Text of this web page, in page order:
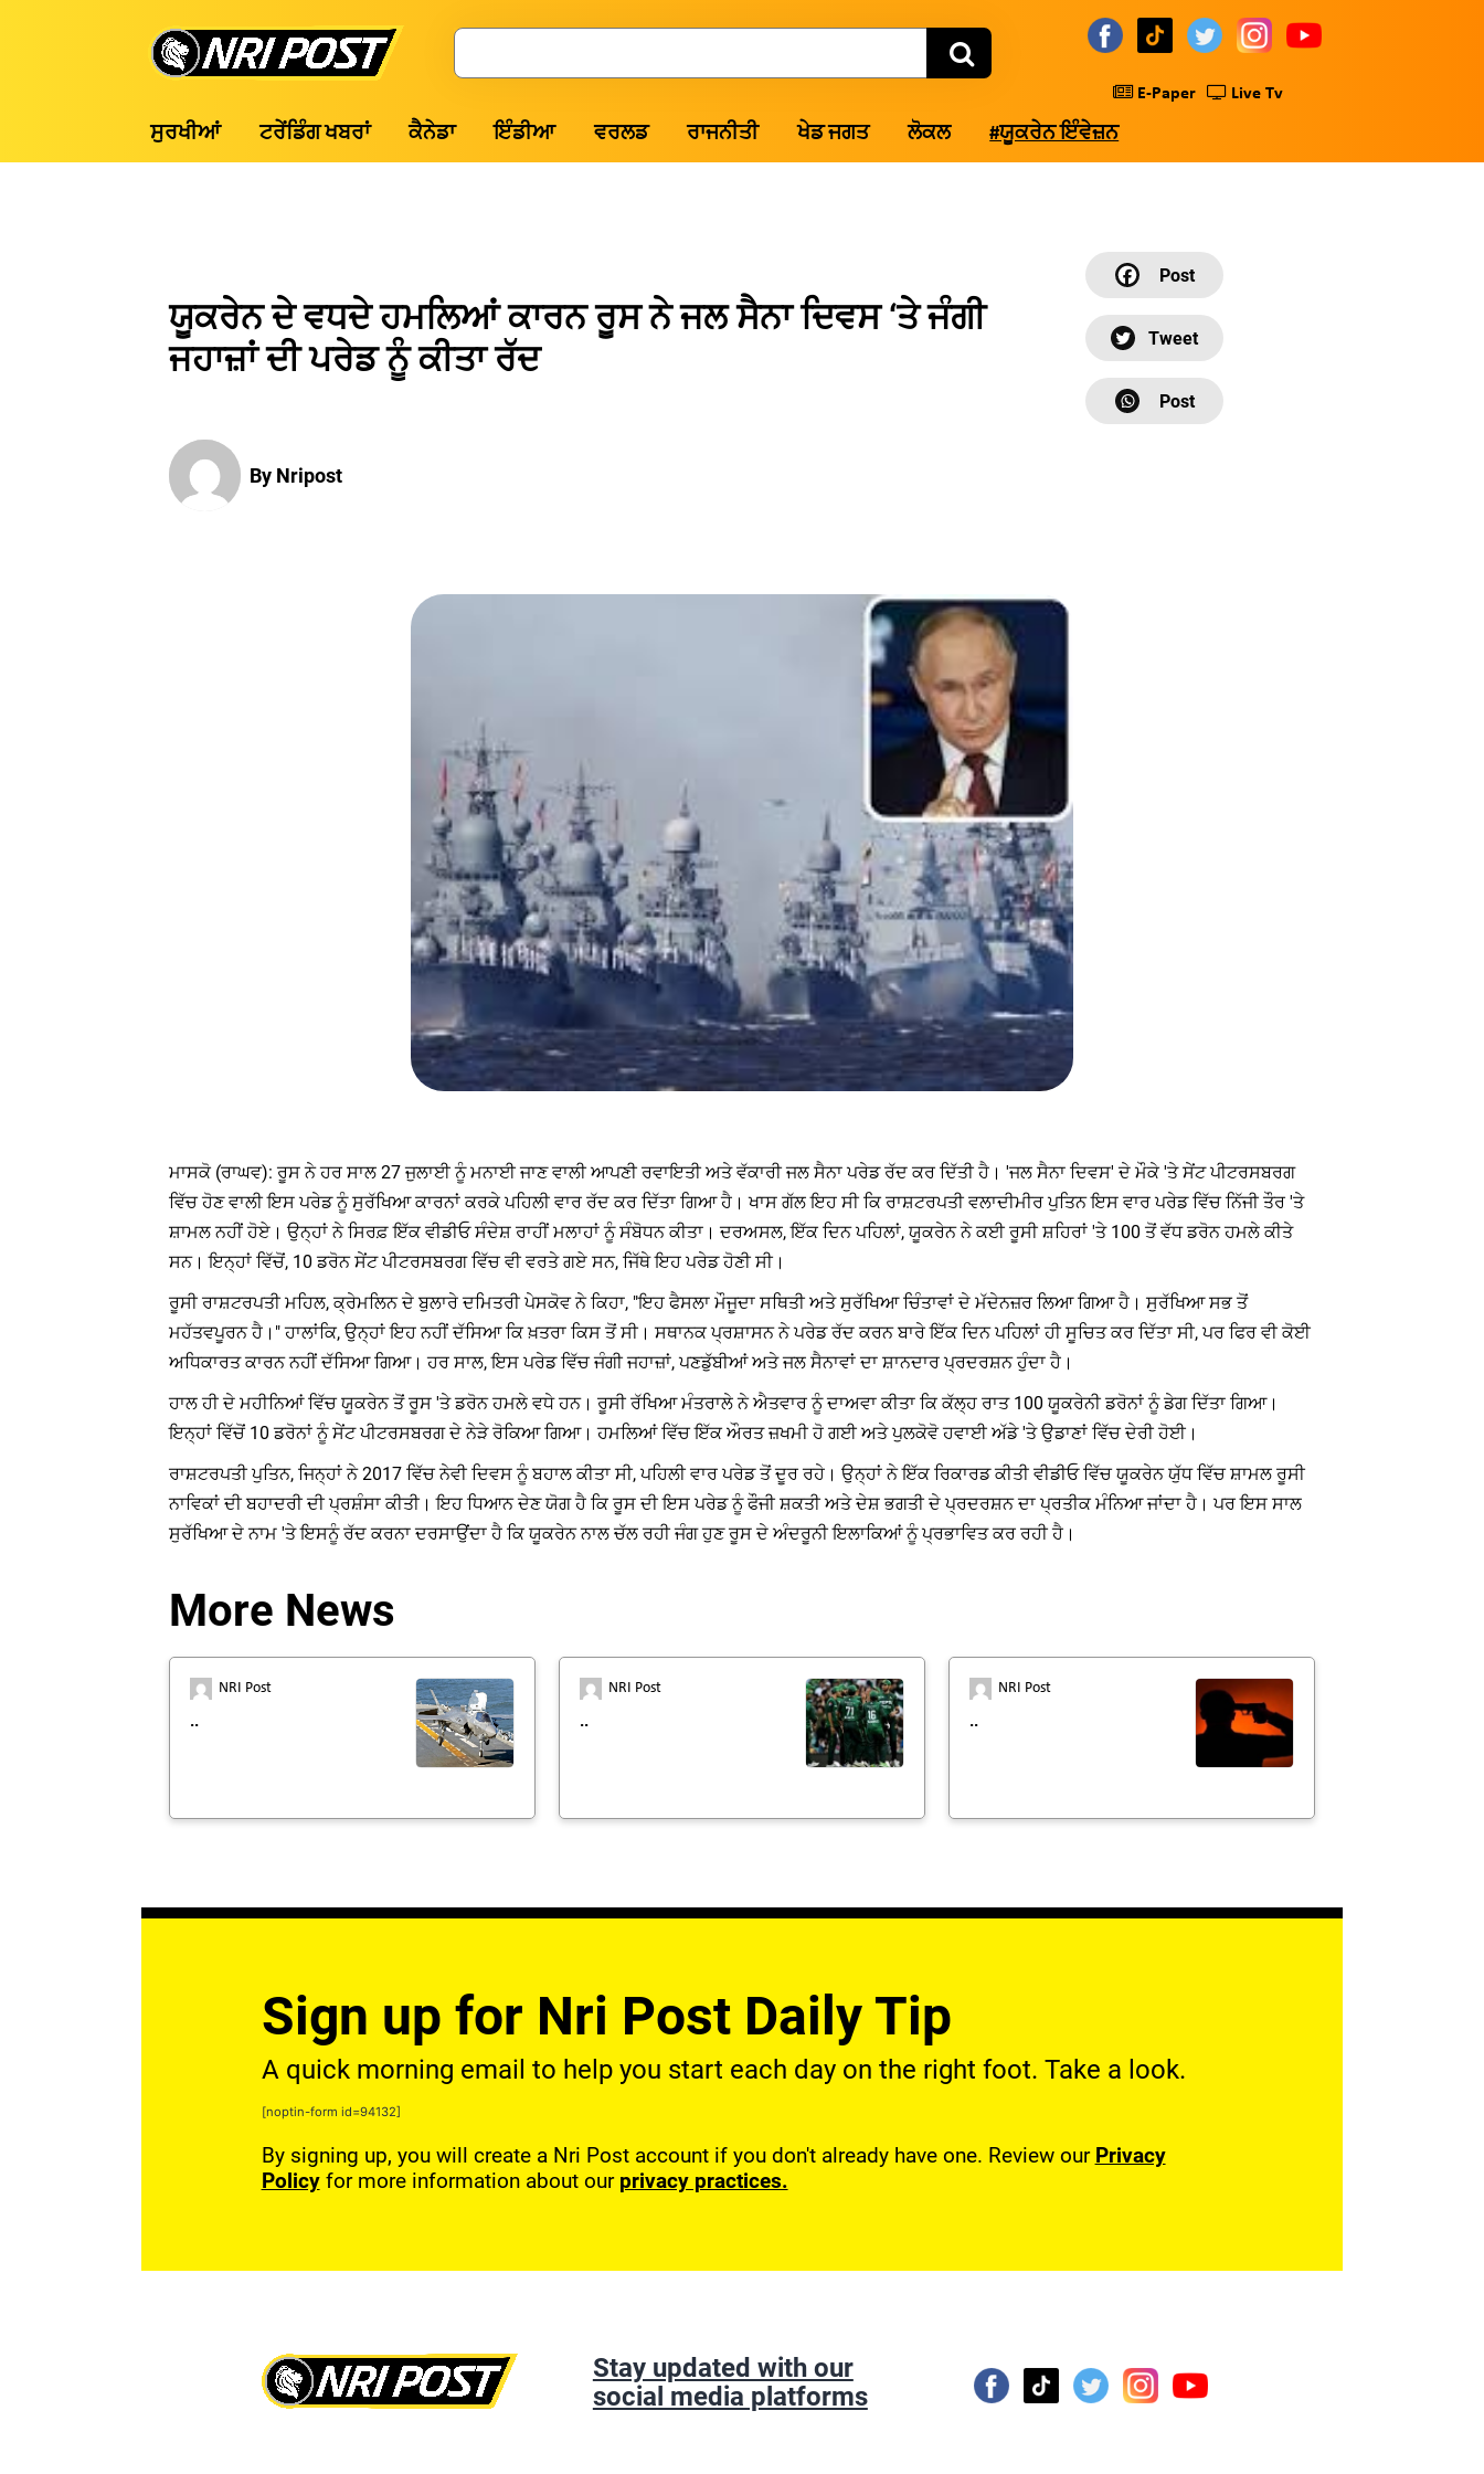
Post
Search
E-Paper Live Tv
ਸੁਰਖੀਆਂ ਟਰੇਂਡਿੰਗ ਖਬਰਾਂ ਕੈਨੇਡਾ ਇੰਡੀਆ ਵਰਲਡ ਰਾਜਨੀਤੀ ਖੇਡ ਜਗਤ ਲੋਕਲ #ਯੂਕਰੇਨ ਇੰਵੇਜ਼ਨ
ਯੂਕਰੇਨ ਦੇ ਵਧਦੇ ਹਮਲਿਆਂ ਕਾਰਨ ਰੂਸ ਨੇ ਜਲ ਸੈਨਾ ਦਿਵਸ ‘ਤੇ ਜੰਗੀ
ਜਹਾਜ਼ਾਂ ਦੀ ਪਰੇਡ ਨੂੰ ਕੀਤਾ ਰੱਦ
By Nripost
ਮਾਸਕੋ (ਰਾਘਵ): ਰੂਸ ਨੇ ਹਰ ਸਾਲ 27 ਜੁਲਾਈ ਨੂੰ ਮਨਾਈ ਜਾਣ ਵਾਲੀ ਆਪਣੀ ਰਵਾਇਤੀ ਅਤੇ ਵੱਕਾਰੀ ਜਲ ਸੈਨਾ ਪਰੇਡ ਰੱਦ ਕਰ ਦਿੱਤੀ ਹੈ। 'ਜਲ ਸੈਨਾ ਦਿਵਸ' ਦੇ ਮੌਕੇ 'ਤੇ ਸੇਂਟ ਪੀਟਰਸਬਰਗ
ਵਿੱਚ ਹੋਣ ਵਾਲੀ ਇਸ ਪਰੇਡ ਨੂੰ ਸੁਰੱਖਿਆ ਕਾਰਨਾਂ ਕਰਕੇ ਪਹਿਲੀ ਵਾਰ ਰੱਦ ਕਰ ਦਿੱਤਾ ਗਿਆ ਹੈ। ਖਾਸ ਗੱਲ ਇਹ ਸੀ ਕਿ ਰਾਸ਼ਟਰਪਤੀ ਵਲਾਦੀਮੀਰ ਪੁਤਿਨ ਇਸ ਵਾਰ ਪਰੇਡ ਵਿੱਚ ਨਿੱਜੀ ਤੌਰ 'ਤੇ
ਸ਼ਾਮਲ ਨਹੀਂ ਹੋਏ। ਉਨ੍ਹਾਂ ਨੇ ਸਿਰਫ਼ ਇੱਕ ਵੀਡੀਓ ਸੰਦੇਸ਼ ਰਾਹੀਂ ਮਲਾਹਾਂ ਨੂੰ ਸੰਬੋਧਨ ਕੀਤਾ। ਦਰਅਸਲ, ਇੱਕ ਦਿਨ ਪਹਿਲਾਂ, ਯੂਕਰੇਨ ਨੇ ਕਈ ਰੂਸੀ ਸ਼ਹਿਰਾਂ 'ਤੇ 100 ਤੋਂ ਵੱਧ ਡਰੋਨ ਹਮਲੇ ਕੀਤੇ
ਸਨ। ਇਨ੍ਹਾਂ ਵਿੱਚੋਂ, 10 ਡਰੋਨ ਸੇਂਟ ਪੀਟਰਸਬਰਗ ਵਿੱਚ ਵੀ ਵਰਤੇ ਗਏ ਸਨ, ਜਿੱਥੇ ਇਹ ਪਰੇਡ ਹੋਣੀ ਸੀ।
ਰੂਸੀ ਰਾਸ਼ਟਰਪਤੀ ਮਹਿਲ, ਕ੍ਰੇਮਲਿਨ ਦੇ ਬੁਲਾਰੇ ਦਮਿਤਰੀ ਪੇਸਕੋਵ ਨੇ ਕਿਹਾ, "ਇਹ ਫੈਸਲਾ ਮੌਜੂਦਾ ਸਥਿਤੀ ਅਤੇ ਸੁਰੱਖਿਆ ਚਿੰਤਾਵਾਂ ਦੇ ਮੱਦੇਨਜ਼ਰ ਲਿਆ ਗਿਆ ਹੈ। ਸੁਰੱਖਿਆ ਸਭ ਤੋਂ
ਮਹੱਤਵਪੂਰਨ ਹੈ।" ਹਾਲਾਂਕਿ, ਉਨ੍ਹਾਂ ਇਹ ਨਹੀਂ ਦੱਸਿਆ ਕਿ ਖ਼ਤਰਾ ਕਿਸ ਤੋਂ ਸੀ। ਸਥਾਨਕ ਪ੍ਰਸ਼ਾਸਨ ਨੇ ਪਰੇਡ ਰੱਦ ਕਰਨ ਬਾਰੇ ਇੱਕ ਦਿਨ ਪਹਿਲਾਂ ਹੀ ਸੂਚਿਤ ਕਰ ਦਿੱਤਾ ਸੀ, ਪਰ ਫਿਰ ਵੀ ਕੋਈ
ਅਧਿਕਾਰਤ ਕਾਰਨ ਨਹੀਂ ਦੱਸਿਆ ਗਿਆ। ਹਰ ਸਾਲ, ਇਸ ਪਰੇਡ ਵਿੱਚ ਜੰਗੀ ਜਹਾਜ਼ਾਂ, ਪਣਡੁੱਬੀਆਂ ਅਤੇ ਜਲ ਸੈਨਾਵਾਂ ਦਾ ਸ਼ਾਨਦਾਰ ਪ੍ਰਦਰਸ਼ਨ ਹੁੰਦਾ ਹੈ।
ਹਾਲ ਹੀ ਦੇ ਮਹੀਨਿਆਂ ਵਿੱਚ ਯੂਕਰੇਨ ਤੋਂ ਰੂਸ 'ਤੇ ਡਰੋਨ ਹਮਲੇ ਵਧੇ ਹਨ। ਰੂਸੀ ਰੱਖਿਆ ਮੰਤਰਾਲੇ ਨੇ ਐਤਵਾਰ ਨੂੰ ਦਾਅਵਾ ਕੀਤਾ ਕਿ ਕੱਲ੍ਹ ਰਾਤ 100 ਯੂਕਰੇਨੀ ਡਰੋਨਾਂ ਨੂੰ ਡੇਗ ਦਿੱਤਾ ਗਿਆ।
ਇਨ੍ਹਾਂ ਵਿੱਚੋਂ 10 ਡਰੋਨਾਂ ਨੂੰ ਸੇਂਟ ਪੀਟਰਸਬਰਗ ਦੇ ਨੇੜੇ ਰੋਕਿਆ ਗਿਆ। ਹਮਲਿਆਂ ਵਿੱਚ ਇੱਕ ਔਰਤ ਜ਼ਖਮੀ ਹੋ ਗਈ ਅਤੇ ਪੁਲਕੋਵੋ ਹਵਾਈ ਅੱਡੇ 'ਤੇ ਉਡਾਣਾਂ ਵਿੱਚ ਦੇਰੀ ਹੋਈ।
ਰਾਸ਼ਟਰਪਤੀ ਪੁਤਿਨ, ਜਿਨ੍ਹਾਂ ਨੇ 2017 ਵਿੱਚ ਨੇਵੀ ਦਿਵਸ ਨੂੰ ਬਹਾਲ ਕੀਤਾ ਸੀ, ਪਹਿਲੀ ਵਾਰ ਪਰੇਡ ਤੋਂ ਦੂਰ ਰਹੇ। ਉਨ੍ਹਾਂ ਨੇ ਇੱਕ ਰਿਕਾਰਡ ਕੀਤੀ ਵੀਡੀਓ ਵਿੱਚ ਯੂਕਰੇਨ ਯੁੱਧ ਵਿੱਚ ਸ਼ਾਮਲ ਰੂਸੀ
ਨਾਵਿਕਾਂ ਦੀ ਬਹਾਦਰੀ ਦੀ ਪ੍ਰਸ਼ੰਸਾ ਕੀਤੀ। ਇਹ ਧਿਆਨ ਦੇਣ ਯੋਗ ਹੈ ਕਿ ਰੂਸ ਦੀ ਇਸ ਪਰੇਡ ਨੂੰ ਫੌਜੀ ਸ਼ਕਤੀ ਅਤੇ ਦੇਸ਼ ਭਗਤੀ ਦੇ ਪ੍ਰਦਰਸ਼ਨ ਦਾ ਪ੍ਰਤੀਕ ਮੰਨਿਆ ਜਾਂਦਾ ਹੈ। ਪਰ ਇਸ ਸਾਲ
ਸੁਰੱਖਿਆ ਦੇ ਨਾਮ 'ਤੇ ਇਸਨੂੰ ਰੱਦ ਕਰਨਾ ਦਰਸਾਉਂਦਾ ਹੈ ਕਿ ਯੂਕਰੇਨ ਨਾਲ ਚੱਲ ਰਹੀ ਜੰਗ ਹੁਣ ਰੂਸ ਦੇ ਅੰਦਰੂਨੀ ਇਲਾਕਿਆਂ ਨੂੰ ਪ੍ਰਭਾਵਿਤ ਕਰ ਰਹੀ ਹੈ।
More News
NRI Post
..
NRI Post
..
NRI Post
..
Sign up for Nri Post Daily Tip
A quick morning email to help you start each day on the right foot. Take a look.
[noptin-form id=94132]
By signing up, you will create a Nri Post account if you don't already have one. Review our Privacy
Policyfor more information about our privacy practices.
Stay updated with our
social media platforms